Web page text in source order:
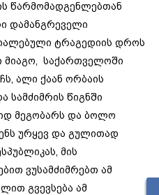
წარმომადგენლებთან
დამანგრეველი
ტრაგედიის დროს
მიაგო, საქართველოში
ალი ქაან ორბაის
სამძიმრის წიგნში
მეგობარს და ბოლო
ურყევ და გულითად
მის
ვუსამძიმრებთ ამ
გვევსება ამ